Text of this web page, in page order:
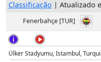
Classificação | Atualizado
Fenerbahçe [TUR]
Ülker Stadyumu, Istambul,